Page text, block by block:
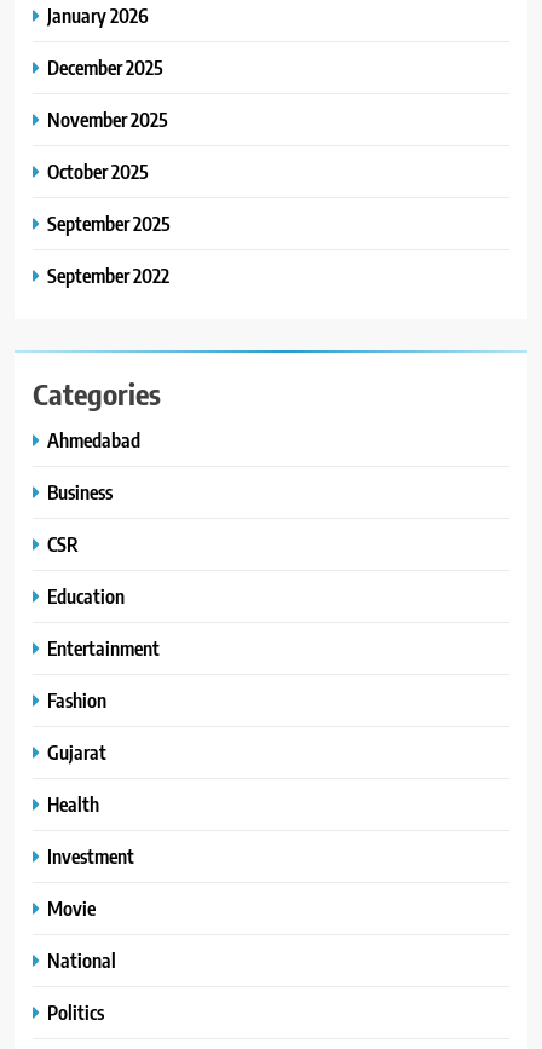
January 2026
December 2025
November 2025
October 2025
September 2025
September 2022
Categories
Ahmedabad
Business
CSR
Education
Entertainment
Fashion
Gujarat
Health
Investment
Movie
National
Politics